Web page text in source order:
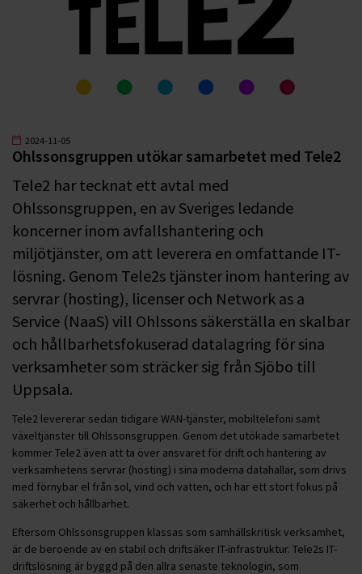
2024-11-05
Ohlssonsgruppen utökar samarbetet med Tele2
Tele2 har tecknat ett avtal med
Ohlssonsgruppen, en av Sveriges ledande
koncerner inom avfallshantering och
miljötjänster, om att leverera en omfattande IT-
lösning. Genom Tele2s tjänster inom hantering av
servrar (hosting), licenser och Network as a
Service (NaaS) vill Ohlssons säkerställa en skalbar
och hållbarhetsfokuserad datalagring för sina
verksamheter som sträcker sig från Sjöbo till
Uppsala.
Tele2 levererar sedan tidigare WAN-tjänster, mobiltelefoni samt
växeltjänster till Ohlssonsgruppen. Genom det utökade samarbetet
kommer Tele2 även att ta över ansvaret för drift och hantering av
verksamhetens servrar (hosting) i sina moderna datahallar, som drivs
med förnybar el från sol, vind och vatten, och har ett stort fokus på
säkerhet och hållbarhet.
Eftersom Ohlssonsgruppen klassas som samhällskritisk verksamhet,
är de beroende av en stabil och driftsäker IT-infrastruktur. Tele2s IT-
driftslösning är byggd på den allra senaste teknologin, som